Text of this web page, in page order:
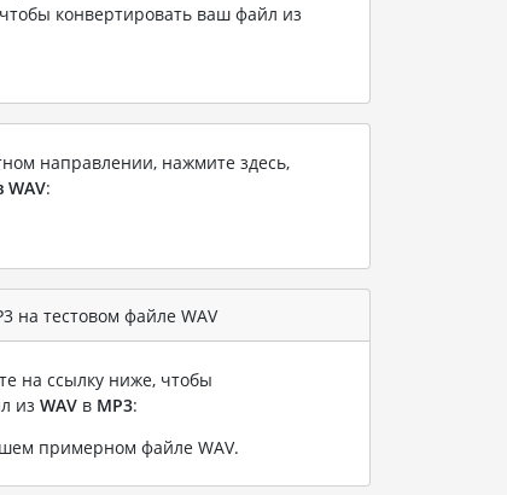
конвертировать ваш файл из
направлении, нажмите здесь,
WAV:
на тестовом файле WAV
на ссылку ниже, чтобы
из WAV в MP3:
примерном файле WAV.